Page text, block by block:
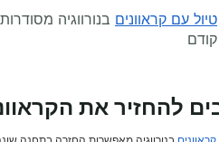
טיול עם קראוונים בנורווגיה
להחזיר את
בנורווגיה מאפשרות החזרה בתחנה